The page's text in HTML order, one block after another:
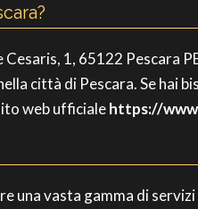
1, 65122 Pescara
città di Pescara. Se hai
web ufficialehttps://
una vasta gamma di